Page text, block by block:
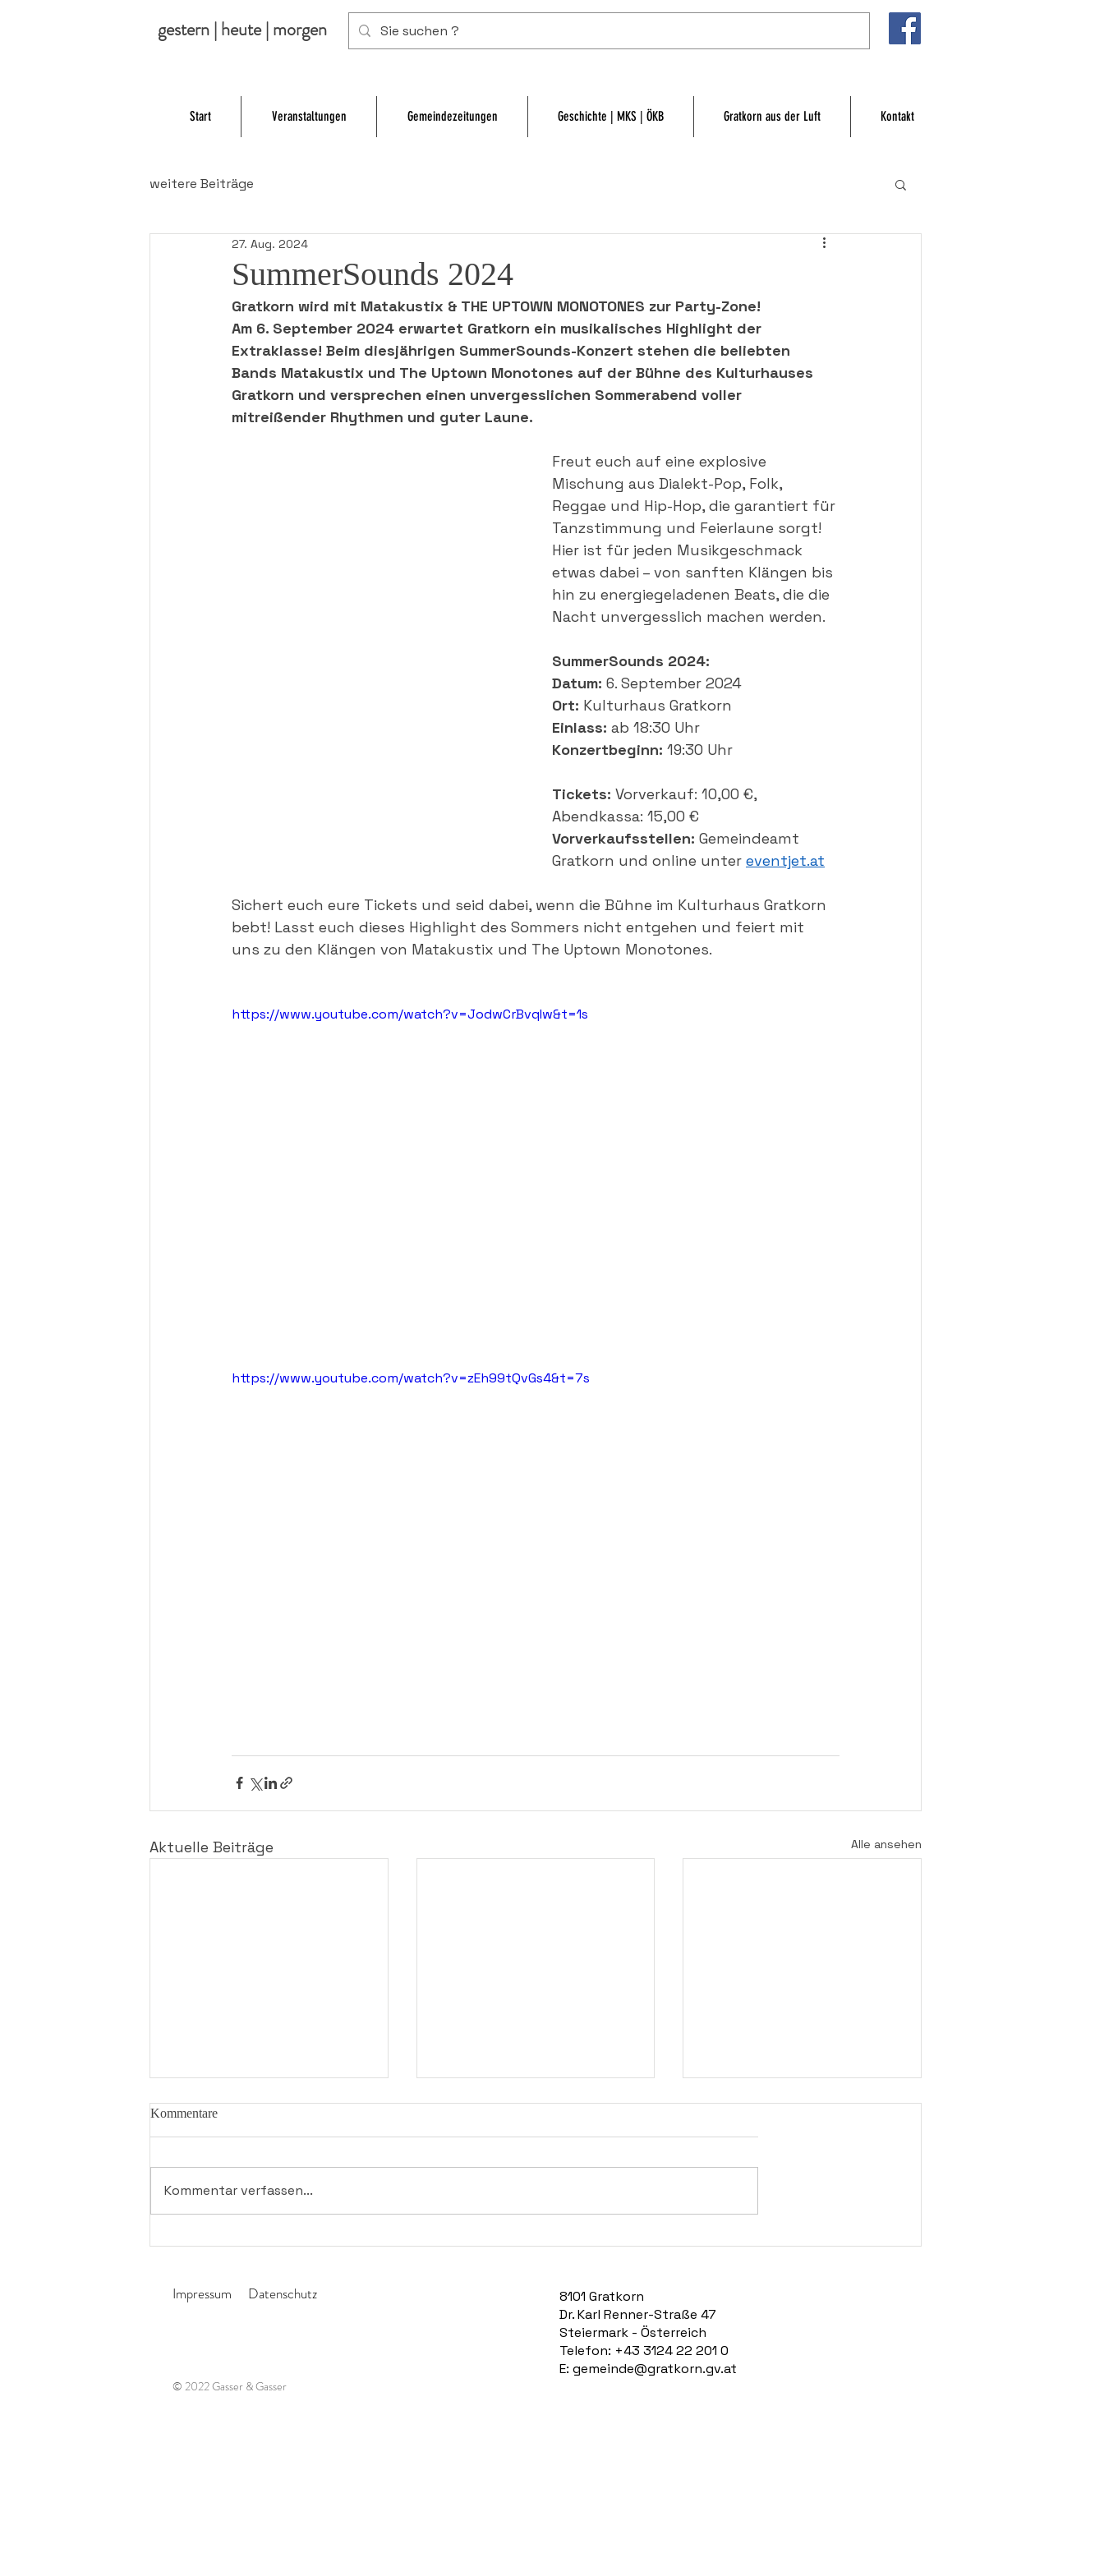
gestern | heute | morgen
Start Veranstaltungen Gemeindezeitungen Geschichte | MKS | ÖKB Gratkorn aus der Luft Kontakt
weitere Beiträge
SummerSounds 2024
27. Aug. 2024
Gratkorn wird mit Matakustix & THE UPTOWN MONOTONES zur Party-Zone!
Am 6. September 2024 erwartet Gratkorn ein musikalisches Highlight der
Extraklasse! Beim diesjährigen SummerSounds-Konzert stehen die beliebten
Bands Matakustix und The Uptown Monotones auf der Bühne des Kulturhauses
Gratkorn und versprechen einen unvergesslichen Sommerabend voller
mitreißender Rhythmen und guter Laune.
Freut euch auf eine explosive
Mischung aus Dialekt-Pop, Folk,
Reggae und Hip-Hop, die garantiert für
Tanzstimmung und Feierlaune sorgt!
Hier ist für jeden Musikgeschmack
etwas dabei – von sanften Klängen bis
hin zu energiegeladenen Beats, die die
Nacht unvergesslich machen werden.
SummerSounds 2024:
Datum: 6. September 2024
Ort: Kulturhaus Gratkorn
Einlass: ab 18:30 Uhr
Konzertbeginn: 19:30 Uhr
Tickets: Vorverkauf: 10,00 €,
Abendkassa: 15,00 €
Vorverkaufsstellen: Gemeindeamt
Gratkorn und online unter eventjet.at
Sichert euch eure Tickets und seid dabei, wenn die Bühne im Kulturhaus Gratkorn
bebt! Lasst euch dieses Highlight des Sommers nicht entgehen und feiert mit
uns zu den Klängen von Matakustix und The Uptown Monotones.
https://www.youtube.com/watch?v=JodwCrBvqIw&t=1s
https://www.youtube.com/watch?v=zEh99tQvGs4&t=7s
Aktuelle Beiträge Alle ansehen
Kommentare
Kommentar verfassen...
Impressum Datenschutz
8101 Gratkorn
Dr. Karl Renner-Straße 47
Steiermark - Österreich
Telefon: +43 3124 22 201 0
E: gemeinde@gratkorn.gv.at
© 2022 Gasser & Gasser